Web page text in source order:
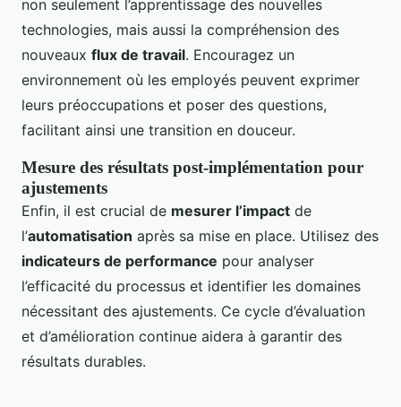
non seulement l’apprentissage des nouvelles
technologies, mais aussi la compréhension des
nouveaux flux de travail. Encouragez un
environnement où les employés peuvent exprimer
leurs préoccupations et poser des questions,
facilitant ainsi une transition en douceur.
Mesure des résultats post-implémentation pour
ajustements
Enfin, il est crucial de mesurer l’impact de
l’automatisation après sa mise en place. Utilisez des
indicateurs de performance pour analyser
l’efficacité du processus et identifier les domaines
nécessitant des ajustements. Ce cycle d’évaluation
et d’amélioration continue aidera à garantir des
résultats durables.